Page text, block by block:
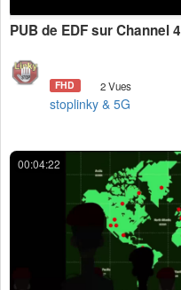
PUB de EDF sur Channel 4
FHD 2 Vues
stoplinky & 5G
00:04:22